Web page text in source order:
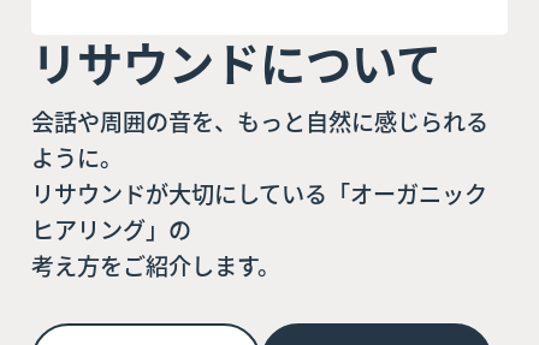
リサウンドについて
会話や周囲の音を、もっと自然に感じられる
ように。
リサウンドが大切にしている「オーガニック
ヒアリング」の
考え方をご紹介します。